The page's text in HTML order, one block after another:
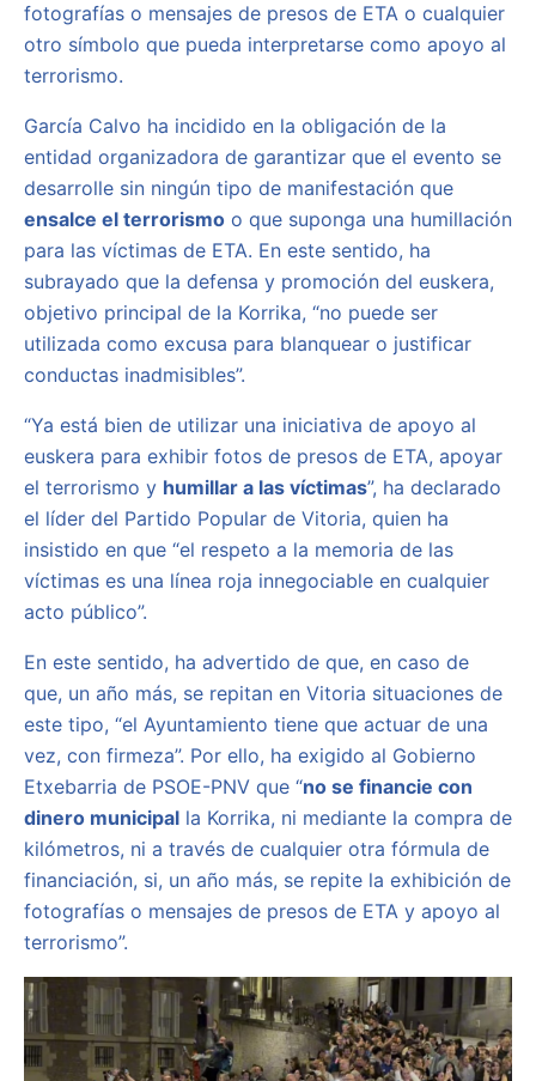
fotografías o mensajes de presos de ETA o cualquier
otro símbolo que pueda interpretarse como apoyo al
terrorismo.
García Calvo ha incidido en la obligación de la
entidad organizadora de garantizar que el evento se
desarrolle sin ningún tipo de manifestación que
ensalce el terrorismo o que suponga una humillación
para las víctimas de ETA. En este sentido, ha
subrayado que la defensa y promoción del euskera,
objetivo principal de la Korrika, “no puede ser
utilizada como excusa para blanquear o justificar
conductas inadmisibles”.
“Ya está bien de utilizar una iniciativa de apoyo al
euskera para exhibir fotos de presos de ETA, apoyar
el terrorismo y humillar a las víctimas”, ha declarado
el líder del Partido Popular de Vitoria, quien ha
insistido en que “el respeto a la memoria de las
víctimas es una línea roja innegociable en cualquier
acto público”.
En este sentido, ha advertido de que, en caso de
que, un año más, se repitan en Vitoria situaciones de
este tipo, “el Ayuntamiento tiene que actuar de una
vez, con firmeza”. Por ello, ha exigido al Gobierno
Etxebarria de PSOE-PNV que “no se financie con
dinero municipal la Korrika, ni mediante la compra de
kilómetros, ni a través de cualquier otra fórmula de
financiación, si, un año más, se repite la exhibición de
fotografías o mensajes de presos de ETA y apoyo al
terrorismo”.